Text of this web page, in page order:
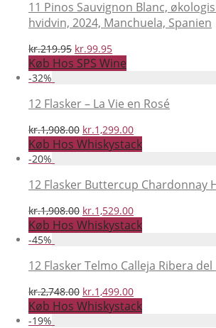
kr.239.95.kr.99.95.
11 Pinos Sauvignon Blanc,
hvidvin, 2024, Manchuela, Spanien
kr.219.95 Den
oprindelige
pris
kr.219.95.
kr.99.95Den
aktuelle
pris
kr.99.95.
Køb Hos SPS Wine
-32%
12 Flasker – La Vie en Rosé
kr.1,908.00 Den
oprindelige
pris
kr.1,908.00.
kr.1,299.00Den
aktuelle
pris
kr.1,299.00.
Køb Hos Whiskystack
-20%
12 Flasker Buttercup Chardonnay
kr.1,908.00 Den
oprindelige
pris
kr.1,908.00.
kr.1,529.00Den
aktuelle
pris
kr.1,529.00.
Køb Hos Whiskystack
-45%
12 Flasker Telmo Calleja Ribera
kr.2,748.00 Den
oprindelige
pris
kr.1,499.00Den
aktuelle
pris
Køb Hos Whiskystack
-19%